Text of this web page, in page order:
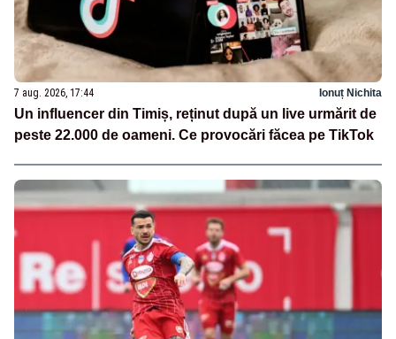
7 aug. 2026, 17:44 Ionuț Nichita
Un influencer din Timiș, reținut după un live urmărit de
peste 22.000 de oameni. Ce provocări făcea pe TikTok